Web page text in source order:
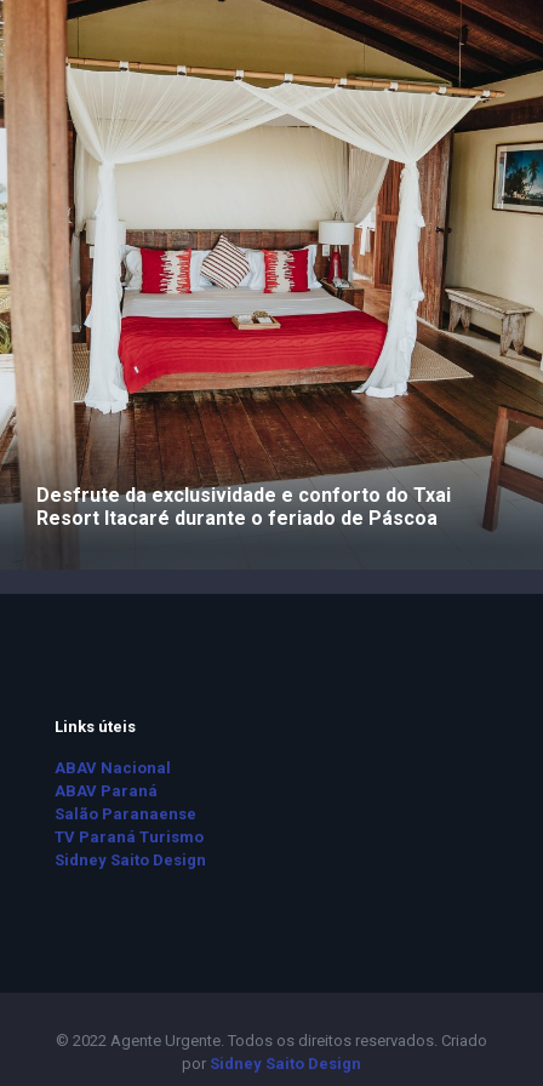
Desfrute da exclusividade e conforto do Txai
Resort Itacaré durante o feriado de Páscoa
Links úteis
ABAV Nacional
ABAV Paraná
Salão Paranaense
TV Paraná Turismo
Sidney Saito Design
© 2022 Agente Urgente. Todos os direitos reservados. Criado
por Sidney Saito Design